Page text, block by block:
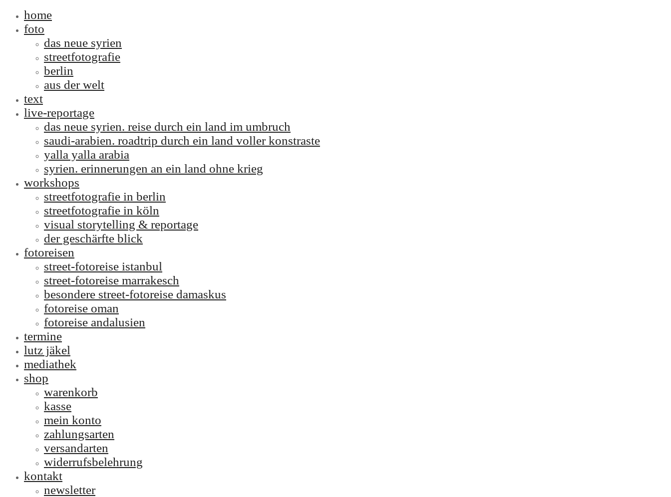
home
foto
das neue syrien
streetfotografie
berlin
aus der welt
text
live-reportage
das neue syrien. reise durch ein land im umbruch
saudi-arabien. roadtrip durch ein land voller konstraste
yalla yalla arabia
syrien. erinnerungen an ein land ohne krieg
workshops
streetfotografie in berlin
streetfotografie in köln
visual storytelling & reportage
der geschärfte blick
fotoreisen
street-fotoreise istanbul
street-fotoreise marrakesch
besondere street-fotoreise damaskus
fotoreise oman
fotoreise andalusien
termine
lutz jäkel
mediathek
shop
warenkorb
kasse
mein konto
zahlungsarten
versandarten
widerrufsbelehrung
kontakt
newsletter